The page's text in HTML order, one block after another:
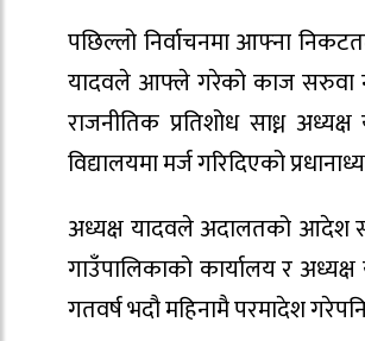
पछिल्लो निर्वाचनमा आफ्ना
यादवले आफ्ले गरेको काज सरुवा
राजनीतिक प्रतिशोध साध्न
विद्यालयमा मर्ज गरिदिएको
अध्यक्ष यादवले अदालतको आदेश
गाउँपालिकाको कार्यालय र
गतवर्ष भदौ महिनामै परमादेश